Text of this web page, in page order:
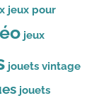
jeux pour
jeux
jouets vintage
jouets